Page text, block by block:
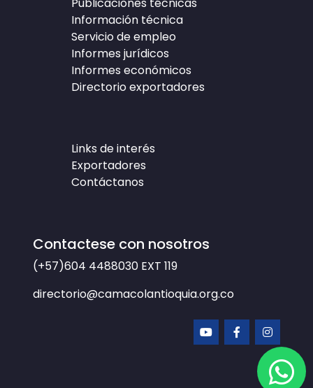
Publicaciones técnicas
Información técnica
Servicio de empleo
Informes jurídicos
Informes económicos
Directorio exportadores
Links de interés
Exportadores
Contáctanos
Contactese con nosotros
(+57)604 4488030 EXT 119
directorio@camacolantioquia.org.co